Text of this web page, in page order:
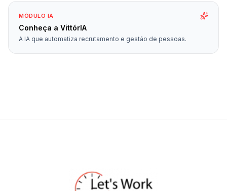
MÓDULO IA
Conheça a VittórIA
A IA que automatiza recrutamento e gestão de pessoas.